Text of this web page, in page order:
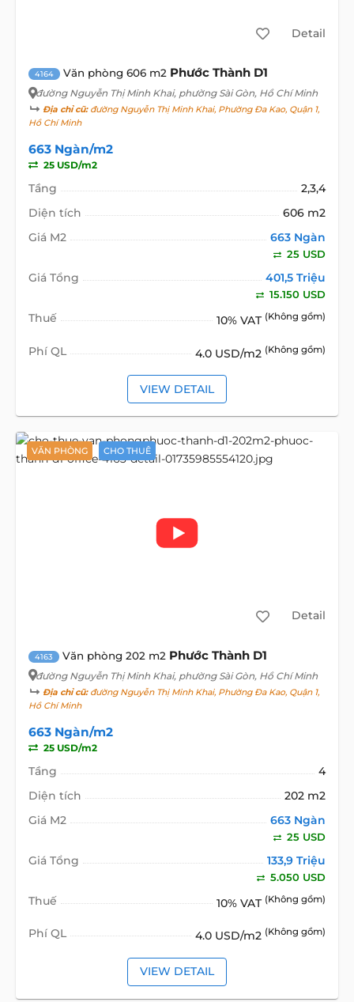
Detail
4164 Văn phòng 606 m2 Phước Thành D1
đường Nguyễn Thị Minh Khai, phường Sài Gòn, Hồ Chí Minh
Địa chỉ cũ:đường Nguyễn Thị Minh Khai, Phường Đa Kao, Quận 1,
Hồ Chí Minh
663 Ngàn/m2
25 USD/m2
Tầng
2,3,4
Diện tích
606 m2
Giá M2
663 Ngàn
25 USD
Giá Tổng 401,5 Triệu
15.150 USD
Thuế 10% VAT (Không gồm)
Phí QL 4.0 USD/m2 (Không gồm)
VIEW DETAIL
VĂN PHÒNG CHO THUÊ
Detail
4163 Văn phòng 202 m2 Phước Thành D1
đường Nguyễn Thị Minh Khai, phường Sài Gòn, Hồ Chí Minh
Địa chỉ cũ:đường Nguyễn Thị Minh Khai, Phường Đa Kao, Quận 1,
Hồ Chí Minh
663 Ngàn/m2
25 USD/m2
Tầng
4
Diện tích
202 m2
Giá M2
663 Ngàn
25 USD
Giá Tổng 133,9 Triệu
5.050 USD
Thuế 10% VAT (Không gồm)
Phí QL 4.0 USD/m2 (Không gồm)
VIEW DETAIL